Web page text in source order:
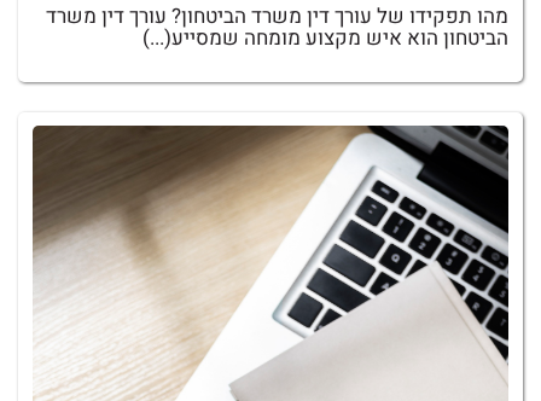
מהו תפקידו של עורך דין משרד הביטחון? עורך דין משרד
הביטחון הוא איש מקצוע מומחה שמסייע(...)